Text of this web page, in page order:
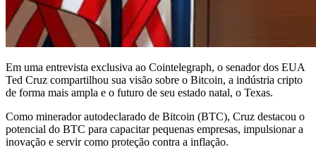
Em uma entrevista exclusiva ao Cointelegraph, o senador dos EUA
Ted Cruz compartilhou sua visão sobre o Bitcoin, a indústria cripto
de forma mais ampla e o futuro de seu estado natal, o Texas.
Como minerador autodeclarado de Bitcoin (BTC), Cruz destacou o
potencial do BTC para capacitar pequenas empresas, impulsionar a
inovação e servir como proteção contra a inflação.